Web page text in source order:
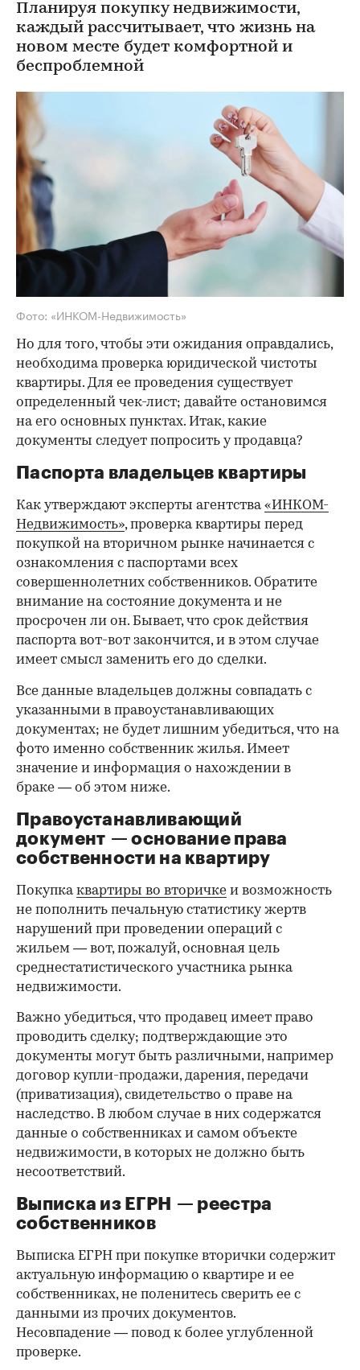
Планируя покупку недвижимости,
каждый рассчитывает, что жизнь на
новом месте будет комфортной и
беспроблемной
Фото: «ИНКОМ-Недвижимость»
Но для того, чтобы эти ожидания оправдались,
необходима проверка юридической чистоты
квартиры. Для ее проведения существует
определенный чек-лист; давайте остановимся
на его основных пунктах. Итак, какие
документы следует попросить у продавца?
Паспорта владельцев квартиры
Как утверждают эксперты агентства«ИНКОМ-
Недвижимость», проверка квартиры перед
покупкой на вторичном рынке начинается с
ознакомления с паспортами всех
совершеннолетних собственников. Обратите
внимание на состояние документа и не
просрочен ли он. Бывает, что срок действия
паспорта вот-вот закончится, и в этом случае
имеет смысл заменить его до сделки.
00:00 / 00:00
Все данные владельцев должны совпадать с
указанными в правоустанавливающих
документах; не будет лишним убедиться, что на
фото именно собственник жилья. Имеет
значение и информация о нахождении в
браке — об этом ниже.
Правоустанавливающий
документ — основание права
собственности на квартиру
Покупкаквартиры во вторичке и возможность
не пополнить печальную статистику жертв
нарушений при проведении операций с
жильем — вот, пожалуй, основная цель
среднестатистического участника рынка
недвижимости.
Важно убедиться, что продавец имеет право
проводить сделку; подтверждающие это
документы могут быть различными, например
договор купли-продажи, дарения, передачи
(приватизация), свидетельство о праве на
наследство. В любом случае в них содержатся
данные о собственниках и самом объекте
недвижимости, в которых не должно быть
несоответствий.
Выписка из ЕГРН — реестра
собственников
Выписка ЕГРН при покупке вторички содержит
актуальную информацию о квартире и ее
собственниках, не поленитесь сверить ее с
данными из прочих документов.
Несовпадение — повод к более углубленной
проверке.